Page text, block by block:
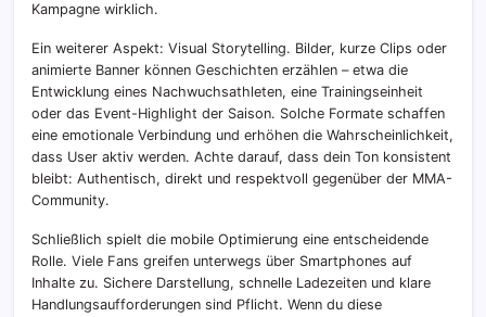
Kampagne wirklich.
Ein weiterer Aspekt: Visual Storytelling. Bilder, kurze Clips oder
animierte Banner können Geschichten erzählen – etwa die
Entwicklung eines Nachwuchsathleten, eine Trainingseinheit
oder das Event-Highlight der Saison. Solche Formate schaffen
eine emotionale Verbindung und erhöhen die Wahrscheinlichkeit,
dass User aktiv werden. Achte darauf, dass dein Ton konsistent
bleibt: Authentisch, direkt und respektvoll gegenüber der MMA-
Community.
Schließlich spielt die mobile Optimierung eine entscheidende
Rolle. Viele Fans greifen unterwegs über Smartphones auf
Inhalte zu. Sichere Darstellung, schnelle Ladezeiten und klare
Handlungsaufforderungen sind Pflicht. Wenn du diese